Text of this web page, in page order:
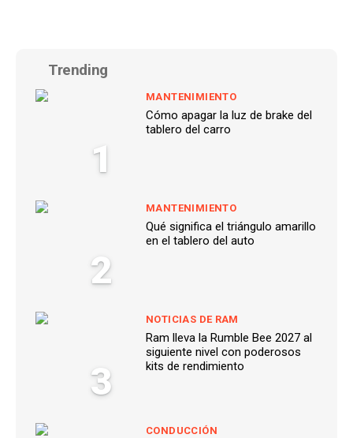
Trending
1
MANTENIMIENTO
Cómo apagar la luz de brake del
tablero del carro
2
MANTENIMIENTO
Qué significa el triángulo amarillo
en el tablero del auto
3
NOTICIAS DE RAM
Ram lleva la Rumble Bee 2027 al
siguiente nivel con poderosos
kits de rendimiento
CONDUCCIÓN